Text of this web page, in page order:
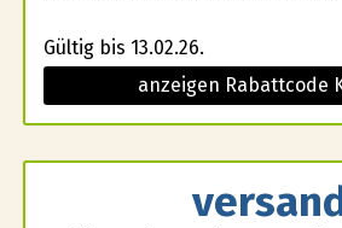
Gültig bis 13.02.26.
anzeigen Rabattcode